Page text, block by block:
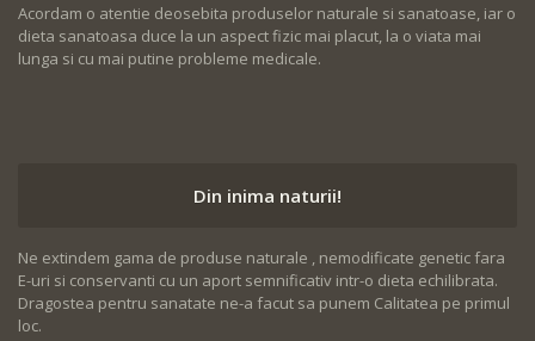
Acordam o atentie deosebita produselor naturale si sanatoase, iar o
dieta sanatoasa duce la un aspect fizic mai placut, la o viata mai
lunga si cu mai putine probleme medicale.
Din inima naturii!
Ne extindem gama de produse naturale , nemodificate genetic fara
E-uri si conservanti cu un aport semnificativ intr-o dieta echilibrata.
Dragostea pentru sanatate ne-a facut sa punem Calitatea pe primul
loc.